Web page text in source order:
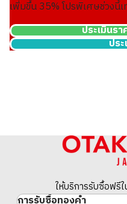
THB 167,857.06
เพิ่มขึ้น35% โปรพิเศษช่วงนี้
ประเมินร
ปร
ให้บริการรับซื้อฟรี
การรับซื้อทองคำ